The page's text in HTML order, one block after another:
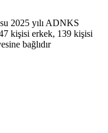
2025 yılı ADNKS
kişisi erkek, 139 kişisi
bağlıdır